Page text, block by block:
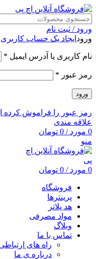
ورود / ثبت نام
ورود ایجاد یک حساب کاربری
نام کاربری یا آدرس ایمیل *
رمز عبور *
ورود
رمز عبور را فراموش کرده
علاقه مندی
0 مورد /
0 تومان
منو
0 مورد /
0 تومان
فروشگاه
پرینترها
هد پلاتر
مواد مصرفی
وبلاگ
تماس با ما
راه های
درباره ی ما